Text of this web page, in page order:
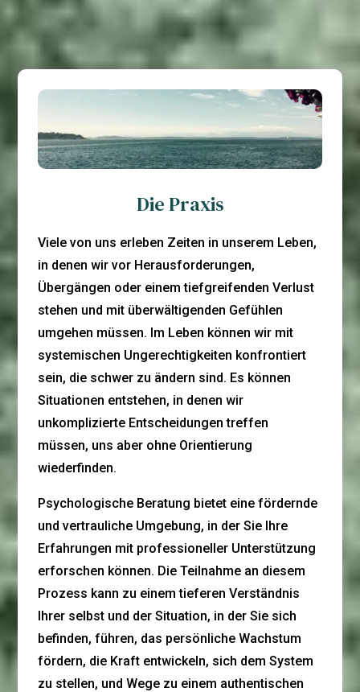
Die Praxis
Viele von uns erleben Zeiten in unserem Leben,
in denen wir vor Herausforderungen,
Übergängen oder einem tiefgreifenden Verlust
stehen und mit überwältigenden Gefühlen
umgehen müssen. Im Leben können wir mit
systemischen Ungerechtigkeiten konfrontiert
sein, die schwer zu ändern sind. Es können
Situationen entstehen, in denen wir
unkomplizierte Entscheidungen treffen
müssen, uns aber ohne Orientierung
wiederfinden.
Psychologische Beratung bietet eine fördernde
und vertrauliche Umgebung, in der Sie Ihre
Erfahrungen mit professioneller Unterstützung
erforschen können. Die Teilnahme an diesem
Prozess kann zu einem tieferen Verständnis
Ihrer selbst und der Situation, in der Sie sich
befinden, führen, das persönliche Wachstum
fördern, die Kraft entwickeln, sich dem System
zu stellen, und Wege zu einem authentischen